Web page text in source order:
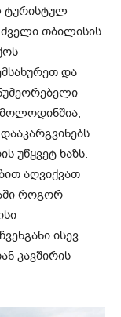
ტურისტულ
თბილისის
და
უწყვეტ ხაზს.
აღვიქვათ
როგორ
ისევ
კავშირის